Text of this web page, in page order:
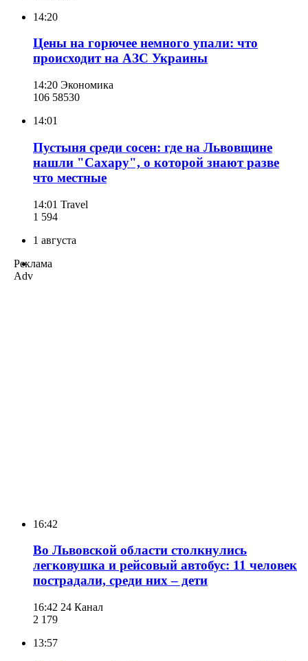
14:20
Цены на горючее немного упали: что
происходит на АЗС Украины
14:20 Экономика
106 58530
14:01
Пустыня среди сосен: где на Львовщине
нашли "Сахару", о которой знают разве
что местные
14:01 Travel
1 594
1 августа
Реклама
Adv
16:42
Во Львовской области столкнулись
легковушка и рейсовый автобус: 11 человек
пострадали, среди них – дети
16:42 24 Канал
2 179
13:57